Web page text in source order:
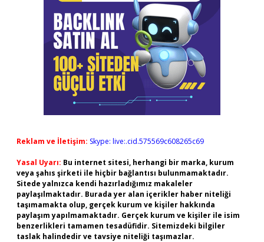
Reklam ve İletişim: Skype: live:.cid.575569c608265c69
Yasal Uyarı: Bu internet sitesi, herhangi bir marka, kurum
veya şahıs şirketi ile hiçbir bağlantısı bulunmamaktadır.
Sitede yalnızca kendi hazırladığımız makaleler
paylaşılmaktadır. Burada yer alan içerikler haber niteliği
taşımamakta olup, gerçek kurum ve kişiler hakkında
paylaşım yapılmamaktadır. Gerçek kurum ve kişiler ile isim
benzerlikleri tamamen tesadüfidir. Sitemizdeki bilgiler
taslak halindedir ve tavsiye niteliği taşımazlar.